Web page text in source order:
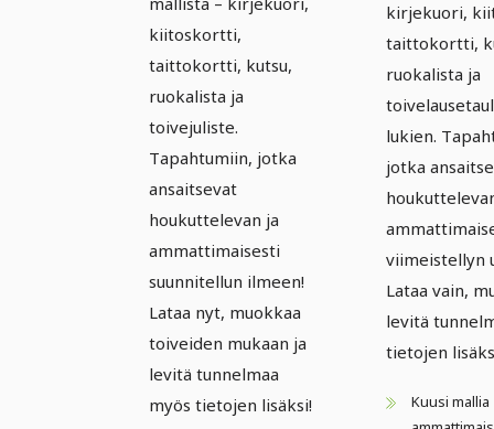
kiitoskortti,
taittokortti, kutsu,
ruokalista ja
toivejuliste.
Tapahtumiin, jotka
ansaitsevat
houkuttelevan ja
ammattimaisesti
suunnitellun ilmeen!
Lataa nyt, muokkaa
toiveiden mukaan ja
levitä tunnelmaa
myös tietojen lisäksi!
kirjekuori,
taittokortti,
ruokalista ja
lukien.
jotka
viimeistellyn
Lataa vain,
levitä
tietojen
Kuusi mallia